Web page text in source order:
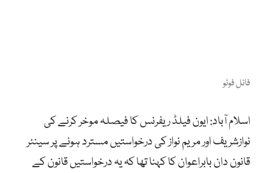
فائل فوٹو
اسلام آباد: ایون فیلڈ ریفرنس کا فیصلہ موخر کرنے کی
نوازشریف اور مریم نواز کی درخواستیں مسترد ہونے پر سینئر
قانون دان بابراعوان کا کہنا تھا کہ یہ درخواستیں قانون کے